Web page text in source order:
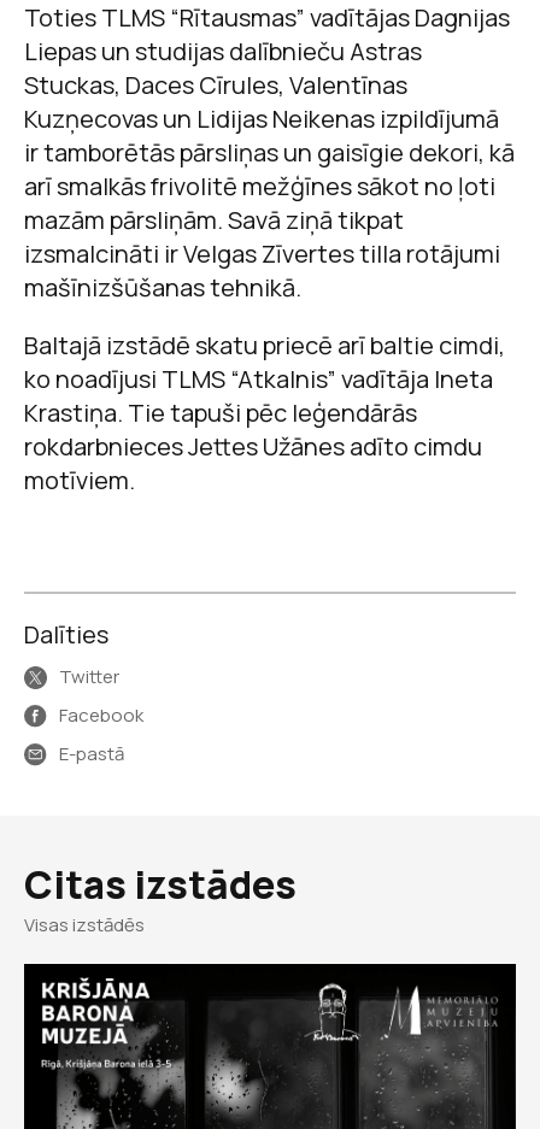
Toties TLMS “Rītausmas” vadītājas Dagnijas
Liepas un studijas dalībnieču Astras
Stuckas, Daces Cīrules, Valentīnas
Kuzņecovas un Lidijas Neikenas izpildījumā
ir tamborētās pārsliņas un gaisīgie dekori, kā
arī smalkās frivolitē mežģīnes sākot no ļoti
mazām pārsliņām. Savā ziņā tikpat
izsmalcināti ir Velgas Zīvertes tilla rotājumi
mašīnizšūšanas tehnikā.
Baltajā izstādē skatu priecē arī baltie cimdi,
ko noadījusi TLMS “Atkalnis” vadītāja Ineta
Krastiņa. Tie tapuši pēc leģendārās
rokdarbnieces Jettes Užānes adīto cimdu
motīviem.
Dalīties
Twitter
Facebook
E-pastā
Citas izstādes
Visas izstādēs